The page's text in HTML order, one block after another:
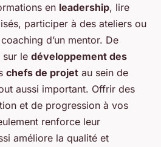
en leadership, lire
participer à des ateliers ou
d’un mentor. De
sur le développement des
chefs de projet au sein de
aussi important. Offrir des
et de progression à vos
renforce leur
améliore la qualité et